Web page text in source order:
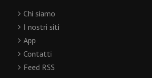
Chi siamo
I nostri siti
App
Contatti
Feed RSS